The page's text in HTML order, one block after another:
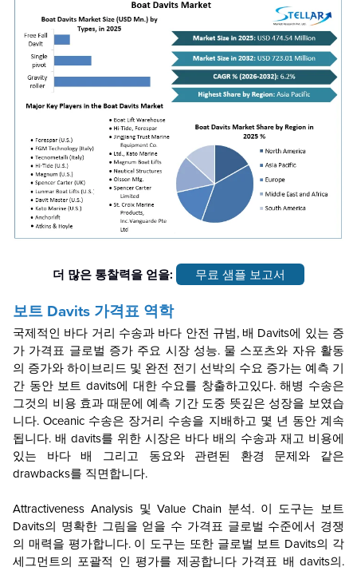
더 많은 통찰력을 얻을: 무료 샘플 보고서
보트 Davits 가격표 역학
국제적인 바다 거리 수송과 바다 안전 규범, 배 Davits에 있는 증
가 가격표 글로벌 증가 주요 시장 성능. 물 스포츠와 자유 활동
의 증가와 하이브리드 및 완전 전기 선박의 수요 증가는 예측 기
간 동안 보트 davits에 대한 수요를 창출하고있다. 해병 수송은
그것의 비용 효과 때문에 예측 기간 도중 뜻깊은 성장을 보였습
니다. Oceanic 수송은 장거리 수송을 지배하고 몇 년 동안 계속
됩니다. 배 davits를 위한 시장은 바다 배의 수송과 재고 비용에
있는 바다 배 그리고 동요와 관련된 환경 문제와 같은
drawbacks를 직면합니다.
Attractiveness Analysis 및 Value Chain 분석. 이 도구는 보트
Davits의 명확한 그림을 얻을 수 가격표 글로벌 수준에서 경쟁
의 매력을 평가합니다. 이 도구는 또한 글로벌 보트 Davits의 각
세그먼트의 포괄적 인 평가를 제공합니다 가격표 배 davits의.